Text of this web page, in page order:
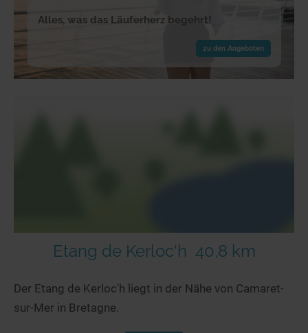
Alles, was das Läuferherz begehrt!
zu den Angeboten
Etang de Kerloc'h 40,8 km
Der Etang de Kerloc'h liegt in der Nähe von Camaret-
sur-Mer in Bretagne.